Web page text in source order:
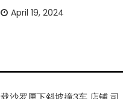
April 19, 2024